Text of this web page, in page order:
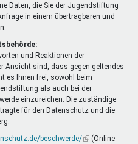
Daten, die Sie der Jugendstiftung
in einem übertragbaren und
und Reaktionen der
Ansicht sind, dass gegen geltendes
es Ihnen frei, sowohl beim
als auch bei der
einzureichen. Die zuständige
für den Datenschutz und die
beschwerde/(Link(Online-